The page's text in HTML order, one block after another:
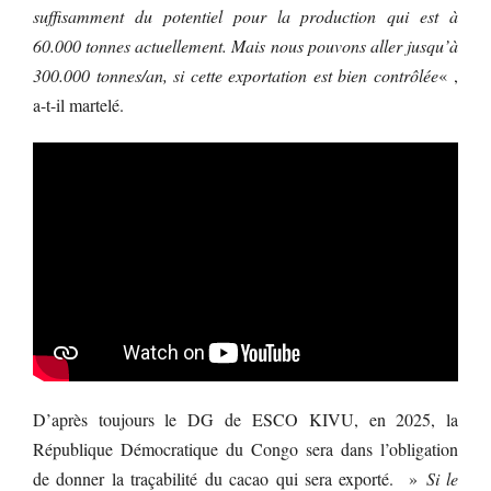
suffisamment du potentiel pour la production qui est à
60.000 tonnes actuellement. Mais nous pouvons aller jusqu’à
300.000 tonnes/an, si cette exportation est bien contrôlée« ,
a-t-il martelé.
D’après toujours le DG de ESCO KIVU, en 2025, la
République Démocratique du Congo sera dans l’obligation
de donner la traçabilité du cacao qui sera exporté. » Si le